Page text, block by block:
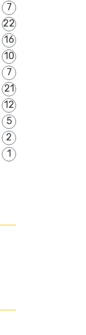
7
22
16
10
7
21
12
5
2
1